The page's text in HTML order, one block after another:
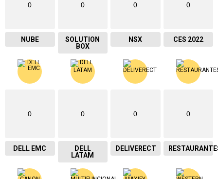
0
NUBE
0
SOLUTION
BOX
0
NSX
0
CES 2022
0
DELL EMC
0
DELL
LATAM
0
DELIVERECT
0